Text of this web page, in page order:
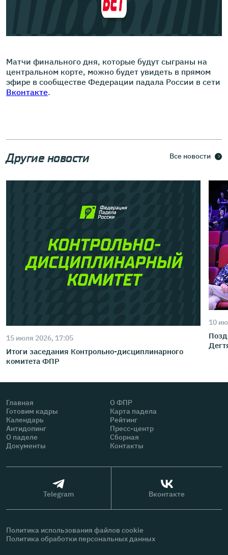
Матчи финального дня, которые будут сыграны на
центральном корте, можно будет увидеть в прямом
эфире в сообществе Федерации падала России в сети
Вконтакте.
Другие новости Все новости
15 июля 2026, 17:05
Итоги заседания Контрольно-дисциплинарного
комитета ФПР
10
Главная
О ФПР
Готовим кадры
Карта падела
Календарь
Рейтинг
Антидопинг
Пресс-центр
О паделе
Сборная
Документы
Контакты
Telegram Вконтакте
Политика использования файлов cookie
Политика обработки персональных данных